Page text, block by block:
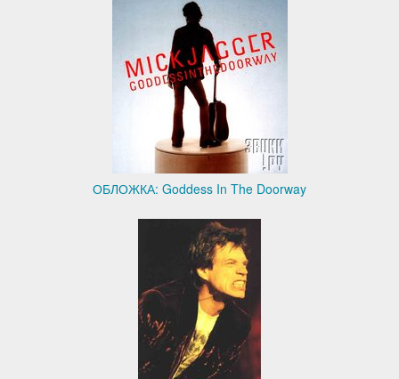
ОБЛОЖКА: Goddess In The Doorway